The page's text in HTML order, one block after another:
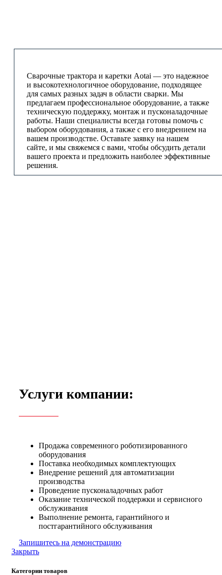
Закрыть
Категории товаров
Сварочные трактора и каретки Aotai — это надежное
и высокотехнологичное оборудование, подходящее
для самых разных задач в области сварки. Мы
предлагаем профессиональное оборудование, а также
техническую поддержку, монтаж и пусконаладочные
работы. Наши специалисты всегда готовы помочь с
выбором оборудования, а также с его внедрением на
вашем производстве. Оставьте заявку на нашем
сайте, и мы свяжемся с вами, чтобы обсудить детали
вашего проекта и предложить наиболее эффективные
решения.
Услуги компании:
Продажа современного роботизированного
оборудования
Поставка необходимых комплектующих
Внедрение решений для автоматизации
производства
Проведение пусконаладочных работ
Оказание технической поддержки и сервисного
обслуживания
Выполнение ремонта, гарантийного и
постгарантийного обслуживания
Запишитесь на демонстрацию